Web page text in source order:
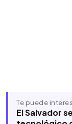
Te puede
El Salvador